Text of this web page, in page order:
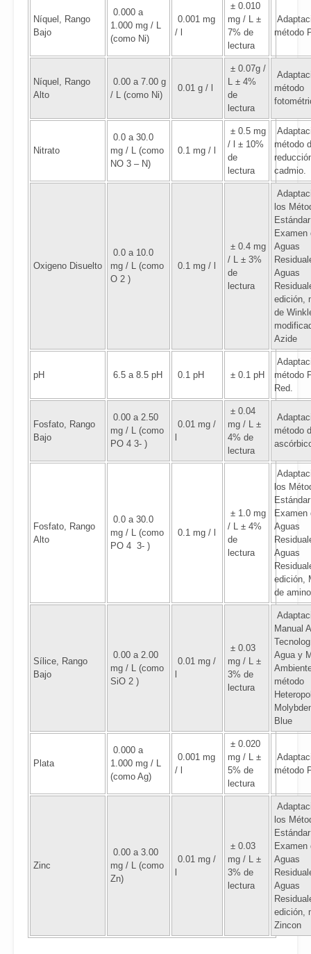
Níquel, Rango
Bajo
0.000 a
1.000 mg / L
(como Ni)
0.001 mg
/ l
± 0.010
mg / L ±
7% de
lectura
método
Níquel, Rango
Alto
0.00 a 7.00 g
/ L (como Ni)
0.01 g / l
± 0.07g /
L ± 4%
de
lectura
método
Nitrato
0.0 a 30.0
mg / L (como
NO 3 – N)
0.1 mg / l
± 0.5 mg
/ l ± 10%
de
lectura
método
cadmio.
Oxigeno Disuelto
0.0 a 10.0
mg / L (como
O 2 )
0.1 mg / l
± 0.4 mg
/ L ± 3%
de
lectura
los
Examen
Aguas
Aguas
edición,
de
Azide
pH 6.5 a 8.5 pH 0.1 pH ± 0.1 pH
método
Red.
Fosfato, Rango
Bajo
0.00 a 2.50
mg / L (como
PO 4 3- )
0.01 mg /
± 0.04
mg / L ±
4% de
lectura
método
Fosfato, Rango
Alto
0.0 a 30.0
mg / L (como
PO 4 3- )
0.1 mg / l
± 1.0 mg
/ L ± 4%
de
lectura
los
Examen
Aguas
Aguas
edición,
de
Sílice, Rango
Bajo
0.00 a 2.00
mg / L (como
SiO 2 )
0.01 mg /
± 0.03
mg / L ±
3% de
lectura
Manual
Agua y
método
Blue
Plata
0.000 a
1.000 mg / L
(como Ag)
0.001 mg
/ l
± 0.020
mg / L ±
5% de
lectura
método
Zinc
0.00 a 3.00
mg / L (como
Zn)
0.01 mg /
± 0.03
mg / L ±
3% de
lectura
los
Examen
Aguas
Aguas
edición,
Zincon